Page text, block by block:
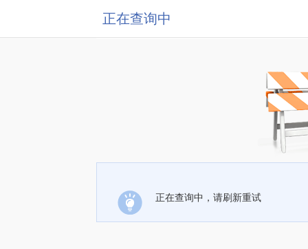
正在查询中
正在查询中，请刷新重试